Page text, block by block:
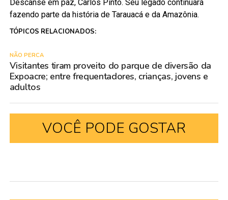
Descanse em paz, Carlos Pinto. Seu legado continuará
fazendo parte da história de Tarauacá e da Amazônia.
TÓPICOS RELACIONADOS:
NÃO PERCA
Visitantes tiram proveito do parque de diversão da
Expoacre; entre frequentadores, crianças, jovens e
adultos
VOCÊ PODE GOSTAR